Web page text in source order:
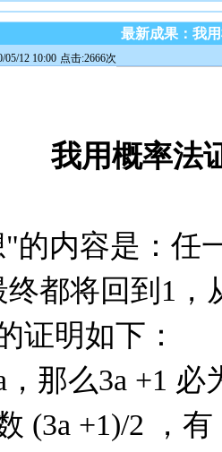
最新成果：我
05/12 10:00 点击:2666次
我用概率法
的内容是：任
终都将回到1，
证明如下：
那么3a +1
(3a +1)/2 ，